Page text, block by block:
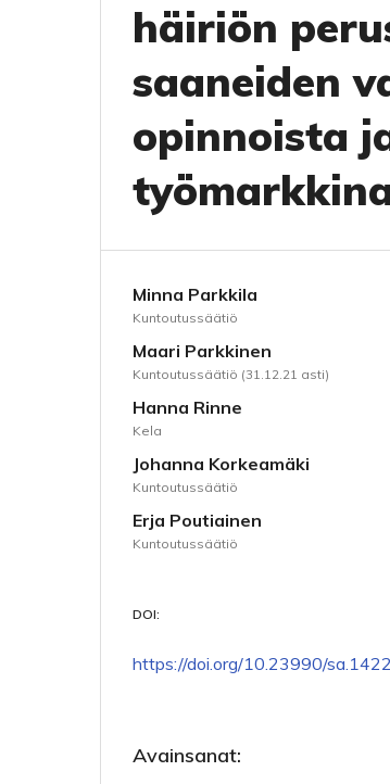
häiriön
saaneiden
opinnoista
Minna Parkkila
Kuntoutussäätiö
Maari Parkkinen
Kuntoutussäätiö (31.12.21 asti)
Hanna Rinne
Kela
Johanna Korkeamäki
Kuntoutussäätiö
Erja Poutiainen
Kuntoutussäätiö
DOI:
https://doi.org/10.23990/
Avainsanat: